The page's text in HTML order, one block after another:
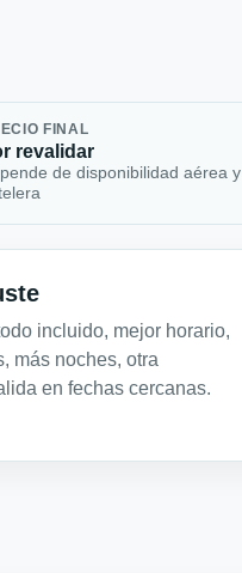
FINAL
revalidar
de disponibilidad aérea y
incluido, mejor horario,
más noches, otra
en fechas cercanas.